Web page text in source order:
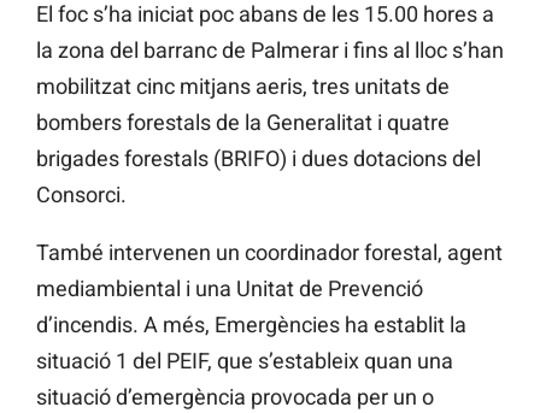
El foc s’ha iniciat poc abans de les 15.00 hores a
la zona del barranc de Palmerar i fins al lloc s’han
mobilitzat cinc mitjans aeris, tres unitats de
bombers forestals de la Generalitat i quatre
brigades forestals (BRIFO) i dues dotacions del
Consorci.
També intervenen un coordinador forestal, agent
mediambiental i una Unitat de Prevenció
d’incendis. A més, Emergències ha establit la
situació 1 del PEIF, que s’estableix quan una
situació d’emergència provocada per un o